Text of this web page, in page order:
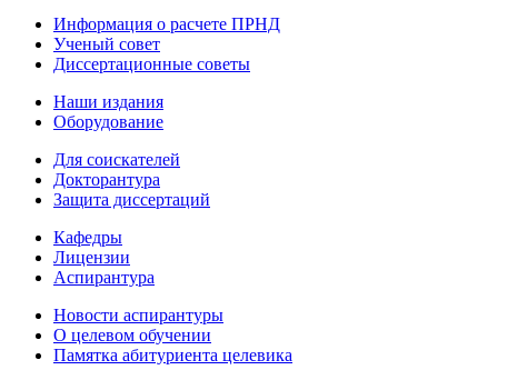
Информация о расчете ПРНД
Ученый совет
Диссертационные советы
Наши издания
Оборудование
Для соискателей
Докторантура
Защита диссертаций
Кафедры
Лицензии
Аспирантура
Новости аспирантуры
О целевом обучении
Памятка абитуриента целевика